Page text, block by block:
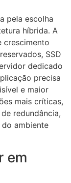
pela escolha
híbrida. A
crescimento
SSD
dedicado
precisa
e maior
mais críticas,
redundância,
ambiente
em